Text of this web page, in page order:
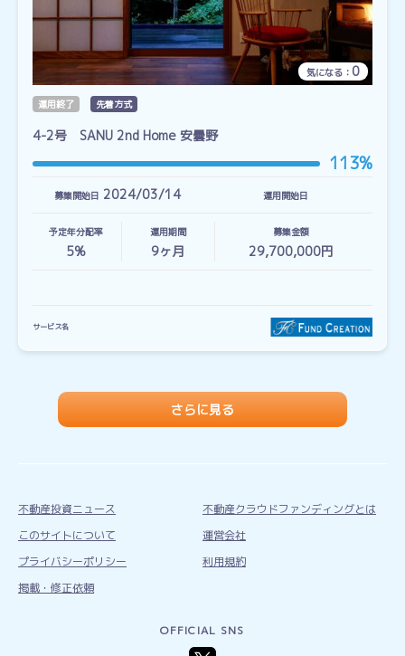
気になる： 0
運用終了 先着方式
4-2号 SANU 2nd Home 安曇野
113%
募集開始日 2024/03/14 運用開始日
予定年分配率
5%
運用期間
9ヶ月
募集金額
29,700,000円
サービス名
さらに見る
不動産投資ニュース
不動産クラウドファンディングとは
このサイトについて
運営会社
プライバシーポリシー
利用規約
掲載・修正依頼
OFFICIAL SNS